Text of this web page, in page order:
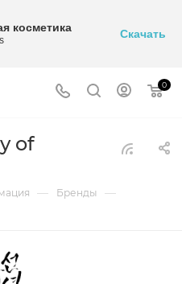
0
of
— Бренды —
косметика Скачать